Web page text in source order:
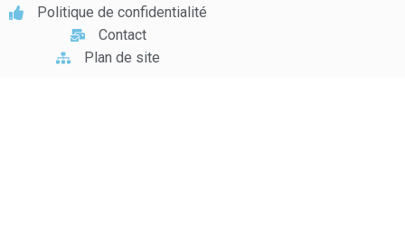
Politique de confidentialité
Contact
Plan de site